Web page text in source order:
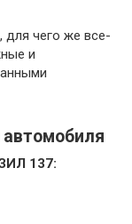
чего же все-
и
автомобиля
137: